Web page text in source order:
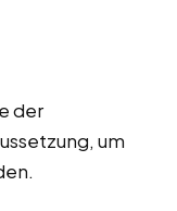
der
um